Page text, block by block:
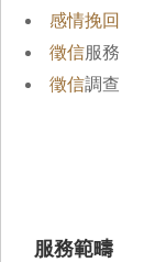
感情挽回
徵信服務
徵信調查
服務範疇